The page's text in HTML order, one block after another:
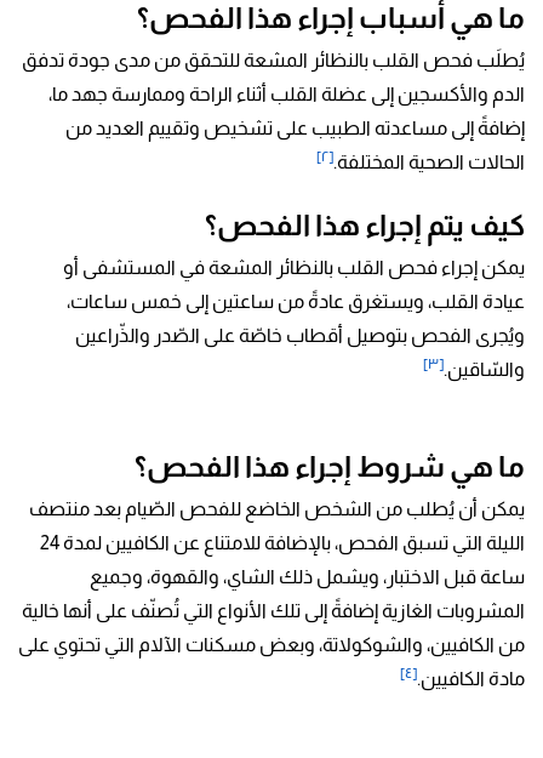
ما هي أسباب إجراء هذا الفحص؟
يُطلَب فحص القلب بالنظائر المشعة للتحقق من مدى جودة تدفق
الدم والأكسجين إلى عضلة القلب أثناء الراحة وممارسة جهد ما،
إضافةً إلى مساعدته الطبيب على تشخيص وتقييم العديد من
الحالات الصحية المختلفة.[٢]
كيف يتم إجراء هذا الفحص؟
يمكن إجراء فحص القلب بالنظائر المشعة في المستشفى أو
عيادة القلب، ويستغرق عادةً من ساعتين إلى خمس ساعات،
ويُجرى الفحص بتوصيل أقطاب خاصّة على الصّدر والذّراعين
والسّاقين.[٣]
ما هي شروط إجراء هذا الفحص؟
يمكن أن يُطلب من الشخص الخاضع للفحص الصّيام بعد منتصف
الليلة التي تسبق الفحص، بالإضافة للامتناع عن الكافيين لمدة 24
ساعة قبل الاختبار، ويشمل ذلك الشاي، والقهوة، وجميع
المشروبات الغازية إضافةً إلى تلك الأنواع التي تُصنّف على أنها خالية
من الكافيين، والشوكولاتة، وبعض مسكنات الآلام التي تحتوي على
مادة الكافيين.[٤]